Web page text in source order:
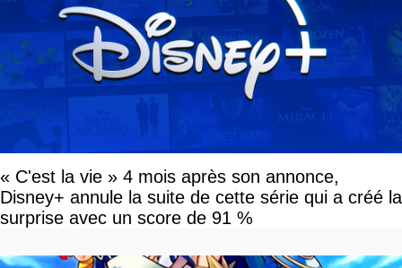
« C'est la vie » 4 mois après son annonce,
Disney+ annule la suite de cette série qui a créé la
surprise avec un score de 91 %